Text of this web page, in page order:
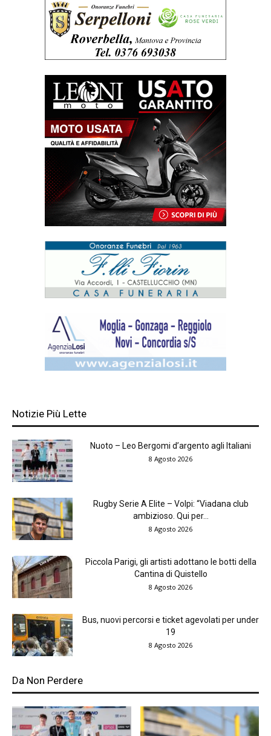
Notizie Più Lette
Nuoto – Leo Bergomi d’argento agli Italiani
8 Agosto 2026
Rugby Serie A Elite – Volpi: “Viadana club
ambizioso. Qui per...
8 Agosto 2026
Piccola Parigi, gli artisti adottano le botti della
Cantina di Quistello
8 Agosto 2026
Bus, nuovi percorsi e ticket agevolati per under
19
8 Agosto 2026
Da Non Perdere